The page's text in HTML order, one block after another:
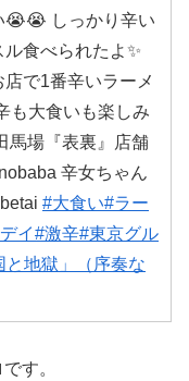
😭😭 しっかり辛い
食べられたよ✨
で1番辛いラーメ
も大食いも楽しみ
馬場『表裏』店舗
辛女ちゃん
#大食い#ラー
イ#激辛#東京グル
地獄」（序奏な
す。